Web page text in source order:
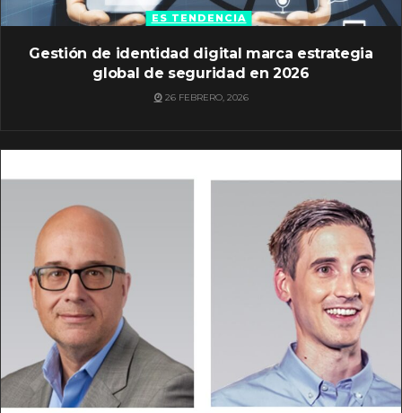
ES TENDENCIA
Gestión de identidad digital marca estrategia
global de seguridad en 2026
26 FEBRERO, 2026